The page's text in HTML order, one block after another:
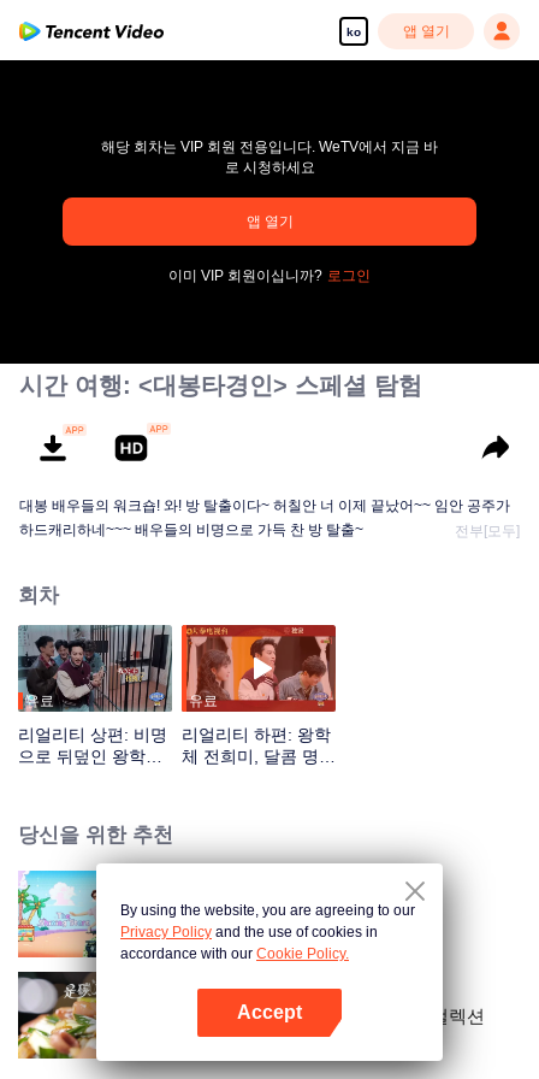
ko 앱 열기
pay limit
해당 회차는 VIP 회원 전용입니다. WeTV에서 지금 바
로 시청하세요
앱 열기
이미 VIP 회원이십니까? 로그인
시간 여행: <대봉타경인> 스페셜 탐험
대봉 배우들의 워크숍! 와! 방 탈출이다~ 허칠안 너 이제 끝났어~~ 임안 공주가
하드캐리하네~~~ 배우들의 비명으로 가득 찬 방 탈출~
전부[모두]
회차
유료
리얼리티 상편: 비명
으로 뒤덮인 왕학체
유료
리얼리티 하편: 왕학
체 전희미, 달콤 명장
당신을 위한 추천
빛나는 별들
탄수화물이야：유혹적인 미식 컬렉션
By using the website, you are agreeing to our
Privacy Policy and the use of cookies in
accordance with our Cookie Policy.
Accept